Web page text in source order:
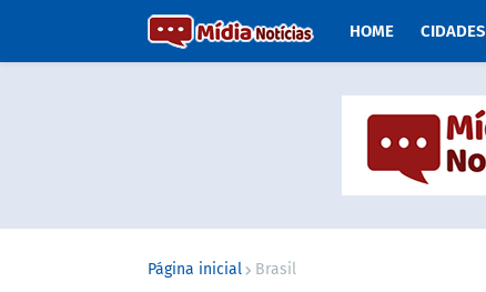
HOME CIDADES
Página inicial Brasil